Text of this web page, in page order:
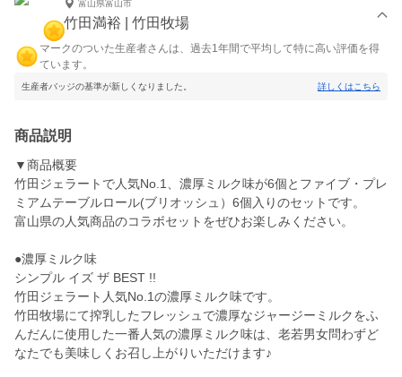
富山県富山市
竹田満裕 | 竹田牧場
マークのついた生産者さんは、過去1年間で平均して特に高い評価を得
ています。
生産者バッジの基準が新しくなりました。 詳しくはこちら
商品説明
▼商品概要
竹田ジェラートで人気No.1、濃厚ミルク味が6個とファイブ・プレ
ミアムテーブルロール(ブリオッシュ）6個入りのセットです。
富山県の人気商品のコラボセットをぜひお楽しみください。
●濃厚ミルク味
シンプル イズ ザ BEST !!
竹田ジェラート人気No.1の濃厚ミルク味です。
竹田牧場にて搾乳したフレッシュで濃厚なジャージーミルクをふ
んだんに使用した一番人気の濃厚ミルク味は、老若男女問わずど
なたでも美味しくお召し上がりいただけます♪